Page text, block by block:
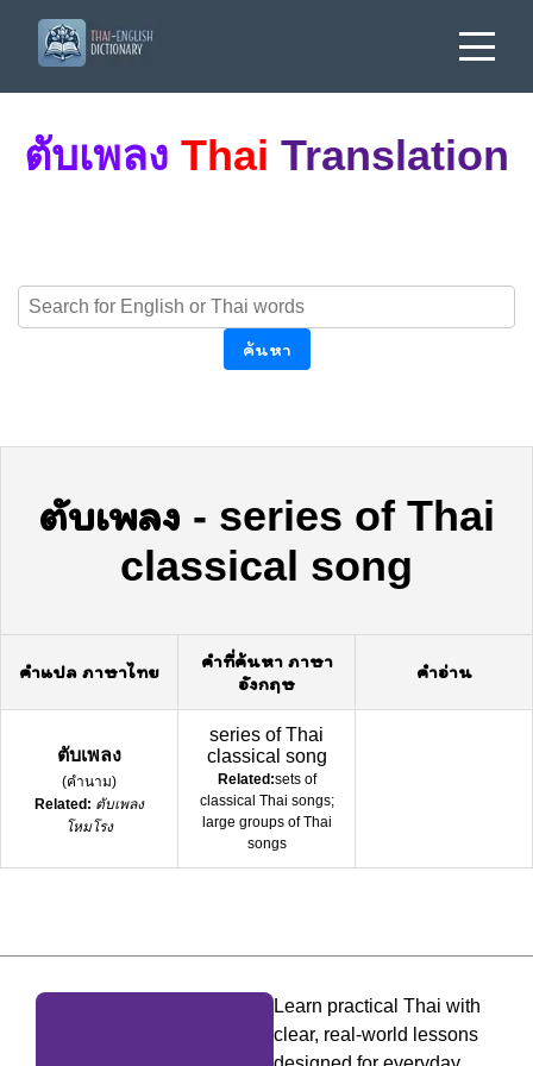
ตับเพลง Thai Translation
ค้นหา
ตับเพลง - series of Thai
classical song
คำแปล ภาษาไทย
คำที่ค้นหา ภาษา
อังกฤษ
คำอ่าน
ตับเพลง
(คำนาม)
Related: ตับเพลง
โหมโรง
series of Thai
classical song
Related:sets of
classical Thai songs;
large groups of Thai
songs
Learn practical Thai with
clear, real-world lessons